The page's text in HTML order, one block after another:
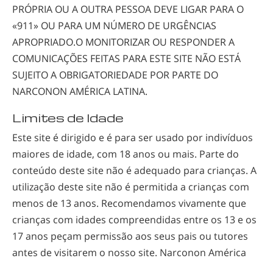
PRÓPRIA OU A OUTRA PESSOA DEVE LIGAR PARA O
«911» OU PARA UM NÚMERO DE URGÊNCIAS
APROPRIADO.O MONITORIZAR OU RESPONDER A
COMUNICAÇÕES FEITAS PARA ESTE SITE NÃO ESTÁ
SUJEITO A OBRIGATORIEDADE POR PARTE DO
NARCONON AMÉRICA LATINA.
Limites de Idade
Este site é dirigido e é para ser usado por indivíduos
maiores de idade, com 18 anos ou mais. Parte do
conteúdo deste site não é adequado para crianças. A
utilização deste site não é permitida a crianças com
menos de 13 anos. Recomendamos vivamente que
crianças com idades compreendidas entre os 13 e os
17 anos peçam permissão aos seus pais ou tutores
antes de visitarem o nosso site. Narconon América